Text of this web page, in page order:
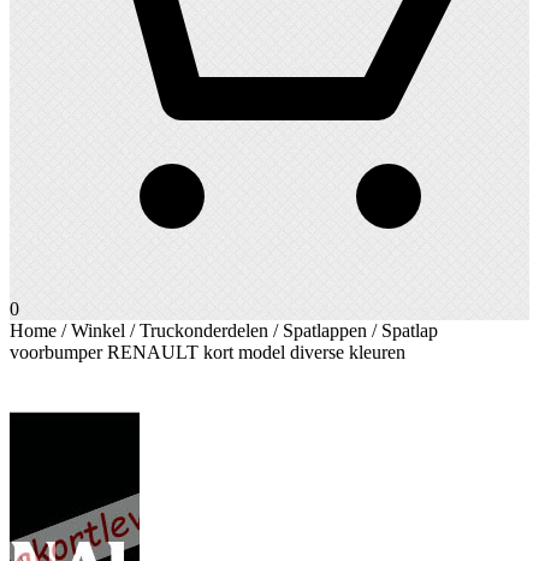
0
Home /Winkel /Truckonderdelen / Spatlappen / Spatlap
voorbumper RENAULT kort model diverse kleuren